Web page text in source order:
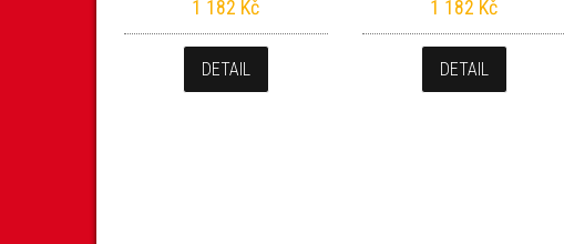
1 182 Kč
DETAIL
1 182 Kč
DETAIL